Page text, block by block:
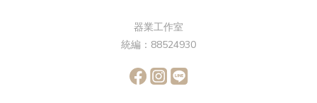
器業工作室
統編：88524930